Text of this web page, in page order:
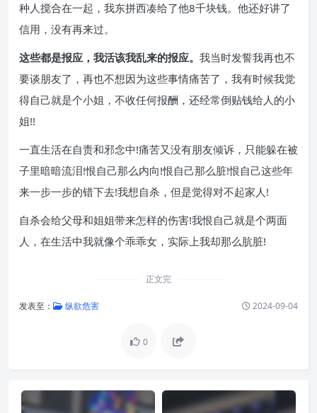
种人搅合在一起，我东拼西凑给了他8千块钱。他还好讲了
信用，没有再来过。
这些都是报应，我活该我乱来的报应。 我当时发誓我再也不
要谈朋友了，再也不想因为这些事情痛苦了，我有时候我觉
得自己就是个小姐，不收任何报酬，还经常倒贴钱给人的小
姐!!
一直生活在自责和邪念中!痛苦又没有朋友倾诉，只能躲在被
子里暗暗流泪!恨自己那么内向!恨自己那么脏!恨自己这些年
来一步一步的错下去!我想自杀，但是觉得对不起家人!
自杀会给父母和姐姐带来怎样的伤害!我恨自己就是个两面
人，在生活中我就像个乖乖女，实际上我却那么肮脏!
正文完
发表至： 纵欲危害 2024-09-04
0